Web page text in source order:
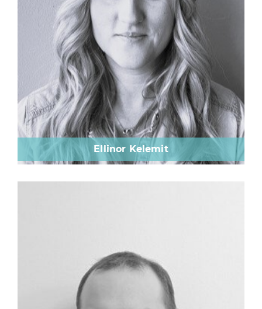
Ellinor Kelemit